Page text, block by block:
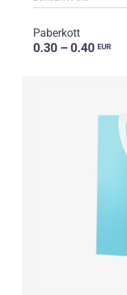
Paberkott
0.30 – 0.40 EUR